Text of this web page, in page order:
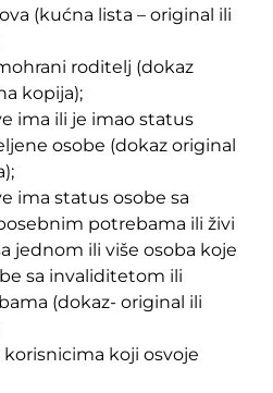
(kućna lista – original ili
roditelj (dokaz
kopija);
ima ili je imao status
osobe (dokaz original
ima status osobe sa
potrebama ili živi
jednom ili više osoba koje
sa invaliditetom ili
(dokaz- original ili
koji osvoje